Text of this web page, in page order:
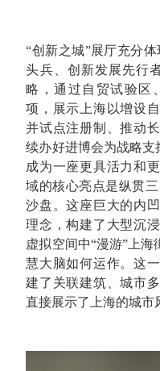
“创新之城”展厅充分
头兵、创新发展先行
略，通过自贸试验区
项，展示上海以增设
并试点注册制、推动
续办好进博会为战略支
成为一座更具活力和
域的核心亮点是纵贯
沙盘。这座巨大的内
理念，构建了大型沉
虚拟空间中“漫游”上
慧大脑如何运作。这
建了关联建筑、城市
直接展示了上海的城市